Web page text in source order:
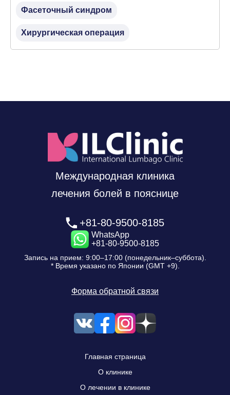
Фасеточный синдром
Хирургическая операция
Международная клиника
лечения болей в пояснице
+81-80-9500-8185
WhatsApp
+81-80-9500-8185
Запись на прием: 9:00–17:00 (понедельник–суббота).
* Время указано по Японии (GMT +9).
Форма обратной связи
Главная страница
О клинике
О лечении в клинике